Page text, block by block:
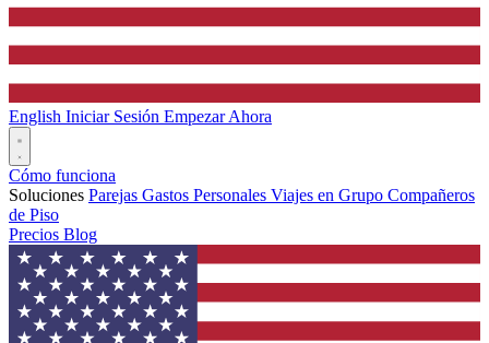
English Iniciar Sesión Empezar Ahora
Cómo funciona
Soluciones Parejas Gastos Personales Viajes en Grupo Compañeros
de Piso
Precios Blog